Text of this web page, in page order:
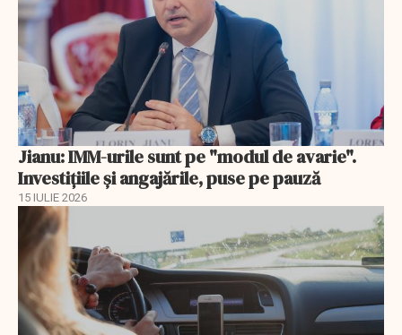
Jianu: IMM-urile sunt pe "modul de avarie".
Investițiile și angajările, puse pe pauză
15 IULIE 2026